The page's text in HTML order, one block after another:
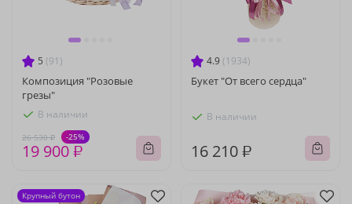
5 (91)
Композиция "Розовые
грезы"
В наличии
26 530 ₽ -25%
19 900 ₽
4.9 (1934)
Букет "От всего сердца"
В наличии
16 210 ₽
Крупный бутон